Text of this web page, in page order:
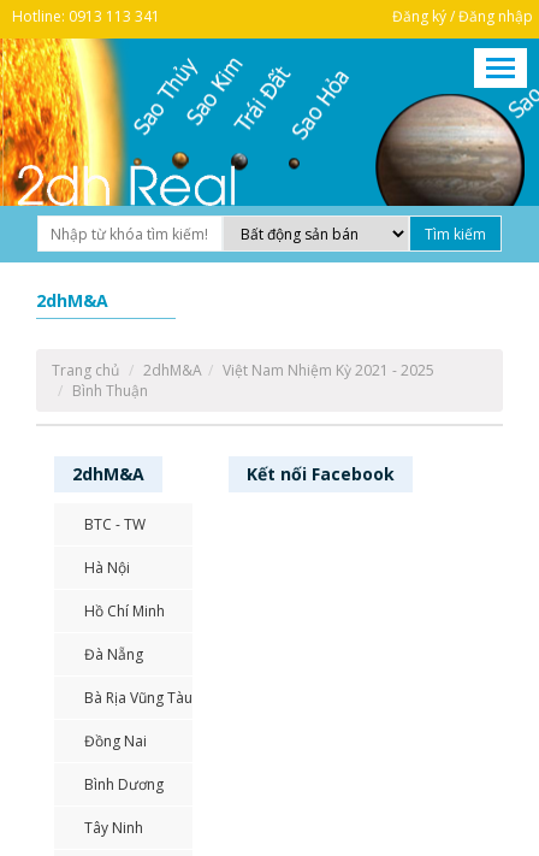
Hotline: 0913 113 341 Đăng ký / Đăng nhập
2dhM&A
Trang chủ 2dhM&A
Việt Nam Nhiệm Kỳ 2021 - 2025
Bình Thuận
2dhM&A
BTC - TW
Hà Nội
Hồ Chí Minh
Đà Nẵng
Bà Rịa Vũng Tàu
Đồng Nai
Bình Dương
Tây Ninh
Kết nối Facebook